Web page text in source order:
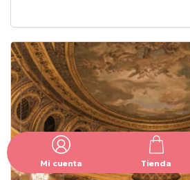
Mi cuenta Tienda